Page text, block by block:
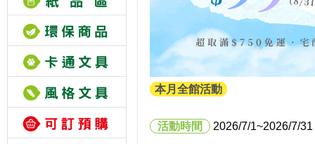
本月全館活動
活動時間 2026/7/1~2026/7/31